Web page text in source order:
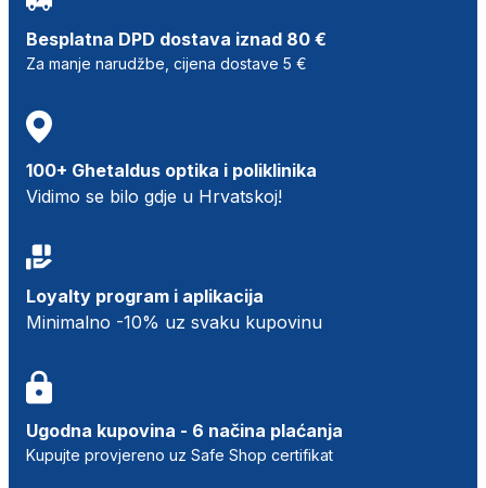
Besplatna DPD dostava iznad 80 €
Za manje narudžbe, cijena dostave 5 €
100+ Ghetaldus optika i poliklinika
Vidimo se bilo gdje u Hrvatskoj!
Loyalty program i aplikacija
Minimalno -10% uz svaku kupovinu
Ugodna kupovina - 6 načina plaćanja
Kupujte provjereno uz Safe Shop certifikat